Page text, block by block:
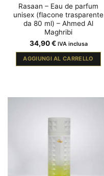
Rasaan – Eau de parfum
unisex (flacone trasparente
da 80 ml) – Ahmed Al
Maghribi
34,90€ IVA inclusa
AGGIUNGI AL CARRELLO